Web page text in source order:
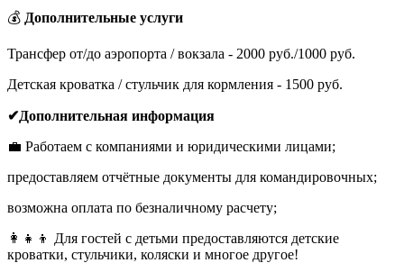
💰 Дополнительные услуги
Трансфер от/до аэропорта / вокзала - 2000 руб./1000 руб.
Детская кроватка / стульчик для кормления - 1500 руб.
✔Дополнительная информация
💼 Работаем с компаниями и юридическими лицами;
предоставляем отчётные документы для командировочных;
возможна оплата по безналичному расчету; ‎‍
👩‍👧‍👦 Для гостей с детьми предоставляются детские
кроватки, стульчики, коляски и многое другое!